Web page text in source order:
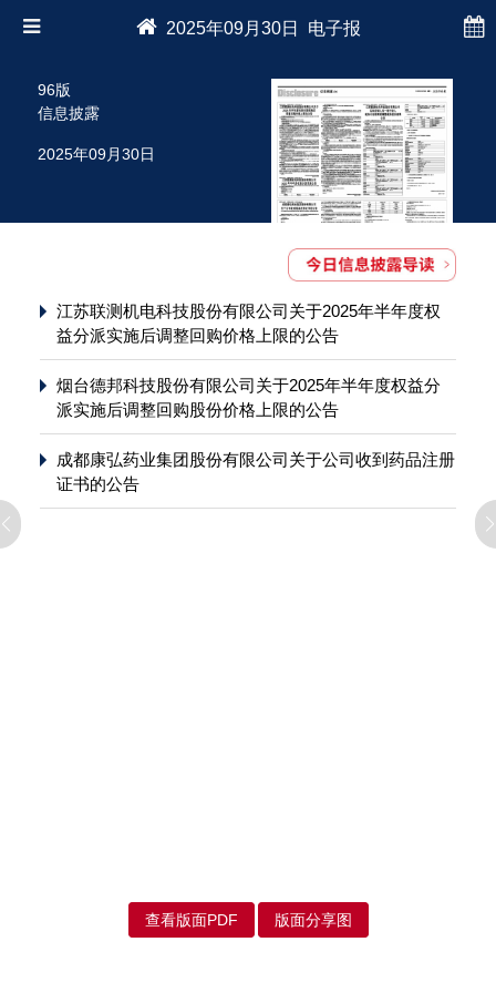
2025年09月30日 电子报
96版
信息披露
2025年09月30日
江苏联测机电科技股份有限公司关于2025年半年度权
益分派实施后调整回购价格上限的公告
烟台德邦科技股份有限公司关于2025年半年度权益分
派实施后调整回购股份价格上限的公告
成都康弘药业集团股份有限公司关于公司收到药品注册
证书的公告
查看版面PDF 版面分享图